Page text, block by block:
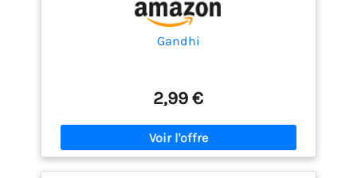
Gandhi
2,99 €